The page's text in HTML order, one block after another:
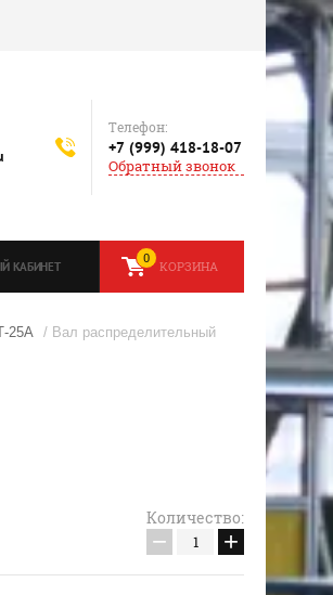
Телефон:
+7 (999) 418-18-07
Обратный звонок
КОРЗИНА
0
КАБИНЕТ
25А
/ Вал распределительный
Количество:
− +